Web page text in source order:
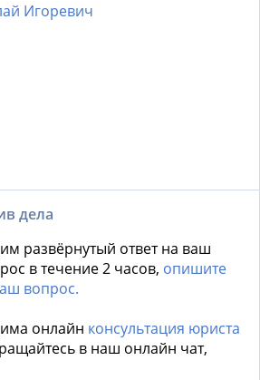
Игоревич
дела
развёрнутый ответ на ваш
в течение 2 часов, опишите
вопрос.
онлайн консультация юриста
в наш онлайн чат,